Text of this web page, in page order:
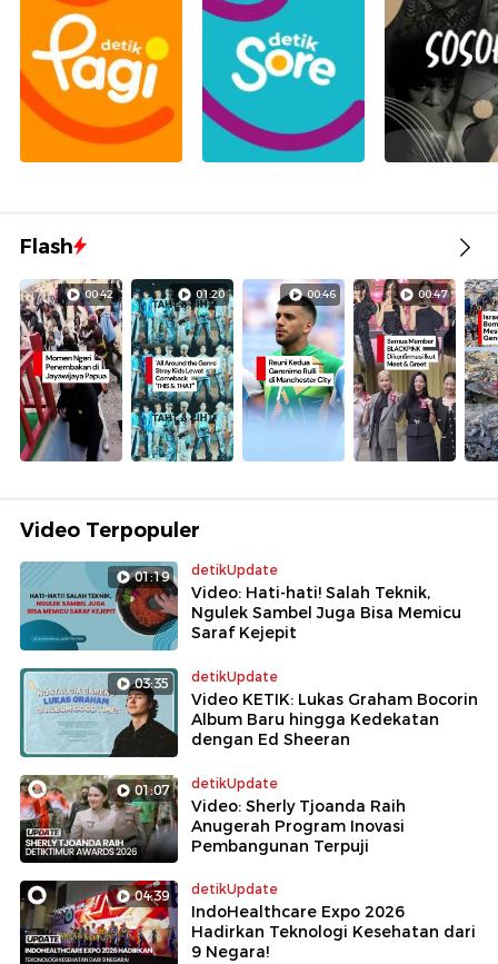
Flash
00:42 01:20 00:46 00:47
Video Terpopuler
01:19 detikUpdate
Video: Hati-hati! Salah Teknik,
Ngulek Sambel Juga Bisa Memicu
Saraf Kejepit
03:35 detikUpdate
Video KETIK: Lukas Graham Bocorin
Album Baru hingga Kedekatan
dengan Ed Sheeran
01:07 detikUpdate
Video: Sherly Tjoanda Raih
Anugerah Program Inovasi
Pembangunan Terpuji
04:39 detikUpdate
IndoHealthcare Expo 2026
Hadirkan Teknologi Kesehatan dari
9 Negara!